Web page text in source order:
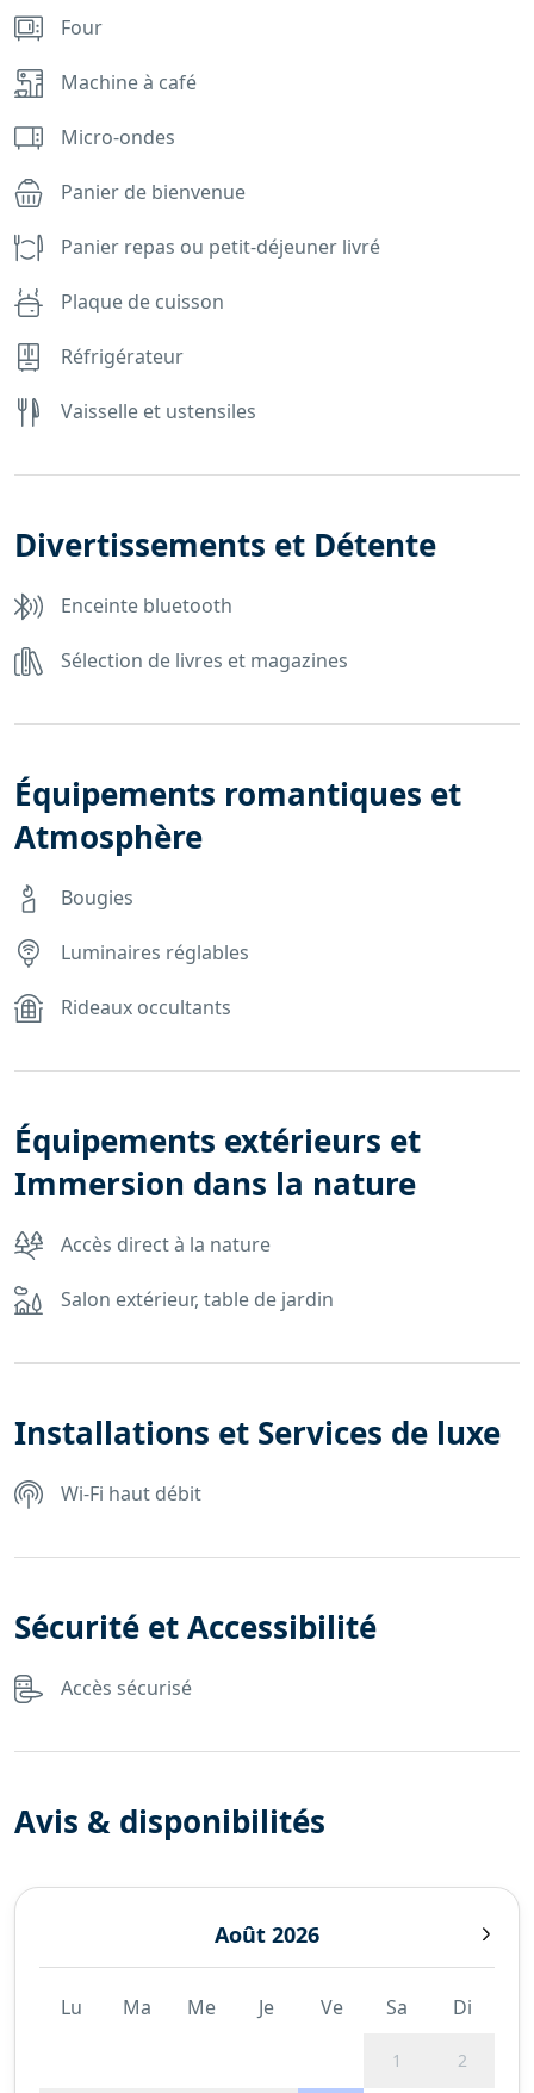
Four
Machine à café
Micro-ondes
Panier de bienvenue
Panier repas ou petit-déjeuner livré
Plaque de cuisson
Réfrigérateur
Vaisselle et ustensiles
Divertissements et Détente
Enceinte bluetooth
Sélection de livres et magazines
Équipements romantiques et
Atmosphère
Bougies
Luminaires réglables
Rideaux occultants
Équipements extérieurs et
Immersion dans la nature
Accès direct à la nature
Salon extérieur, table de jardin
Installations et Services de luxe
Wi-Fi haut débit
Sécurité et Accessibilité
Accès sécurisé
Avis & disponibilités
Août 2026
Lu Ma Me Je Ve Sa Di
1 2